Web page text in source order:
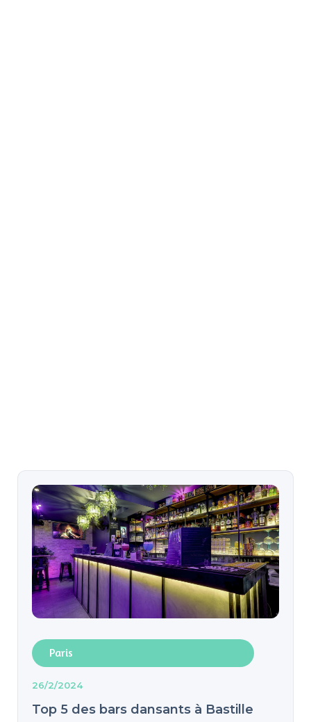
Paris
26/2/2024
Top 5 des bars dansants à Bastille